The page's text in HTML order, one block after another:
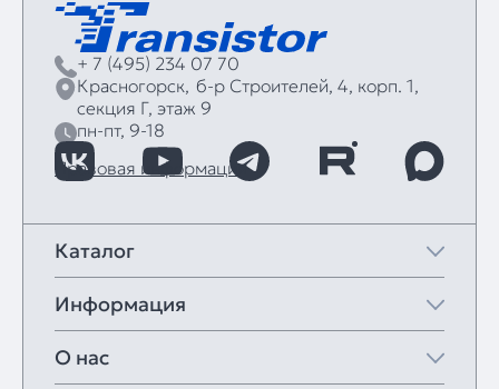
+ 7 (495) 234 07 70
Красногорск, б‑р Строителей, 4, корп. 1,
секция Г, этаж 9
пн-пт, 9-18
Правовая информация
Каталог
Информация
О нас